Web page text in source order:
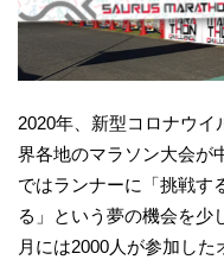
2020年、新型コロナウ
界各地のマラソン大会が
ではランナーに「挑戦す
る」という夢の機会を少
月には2000人が参加し